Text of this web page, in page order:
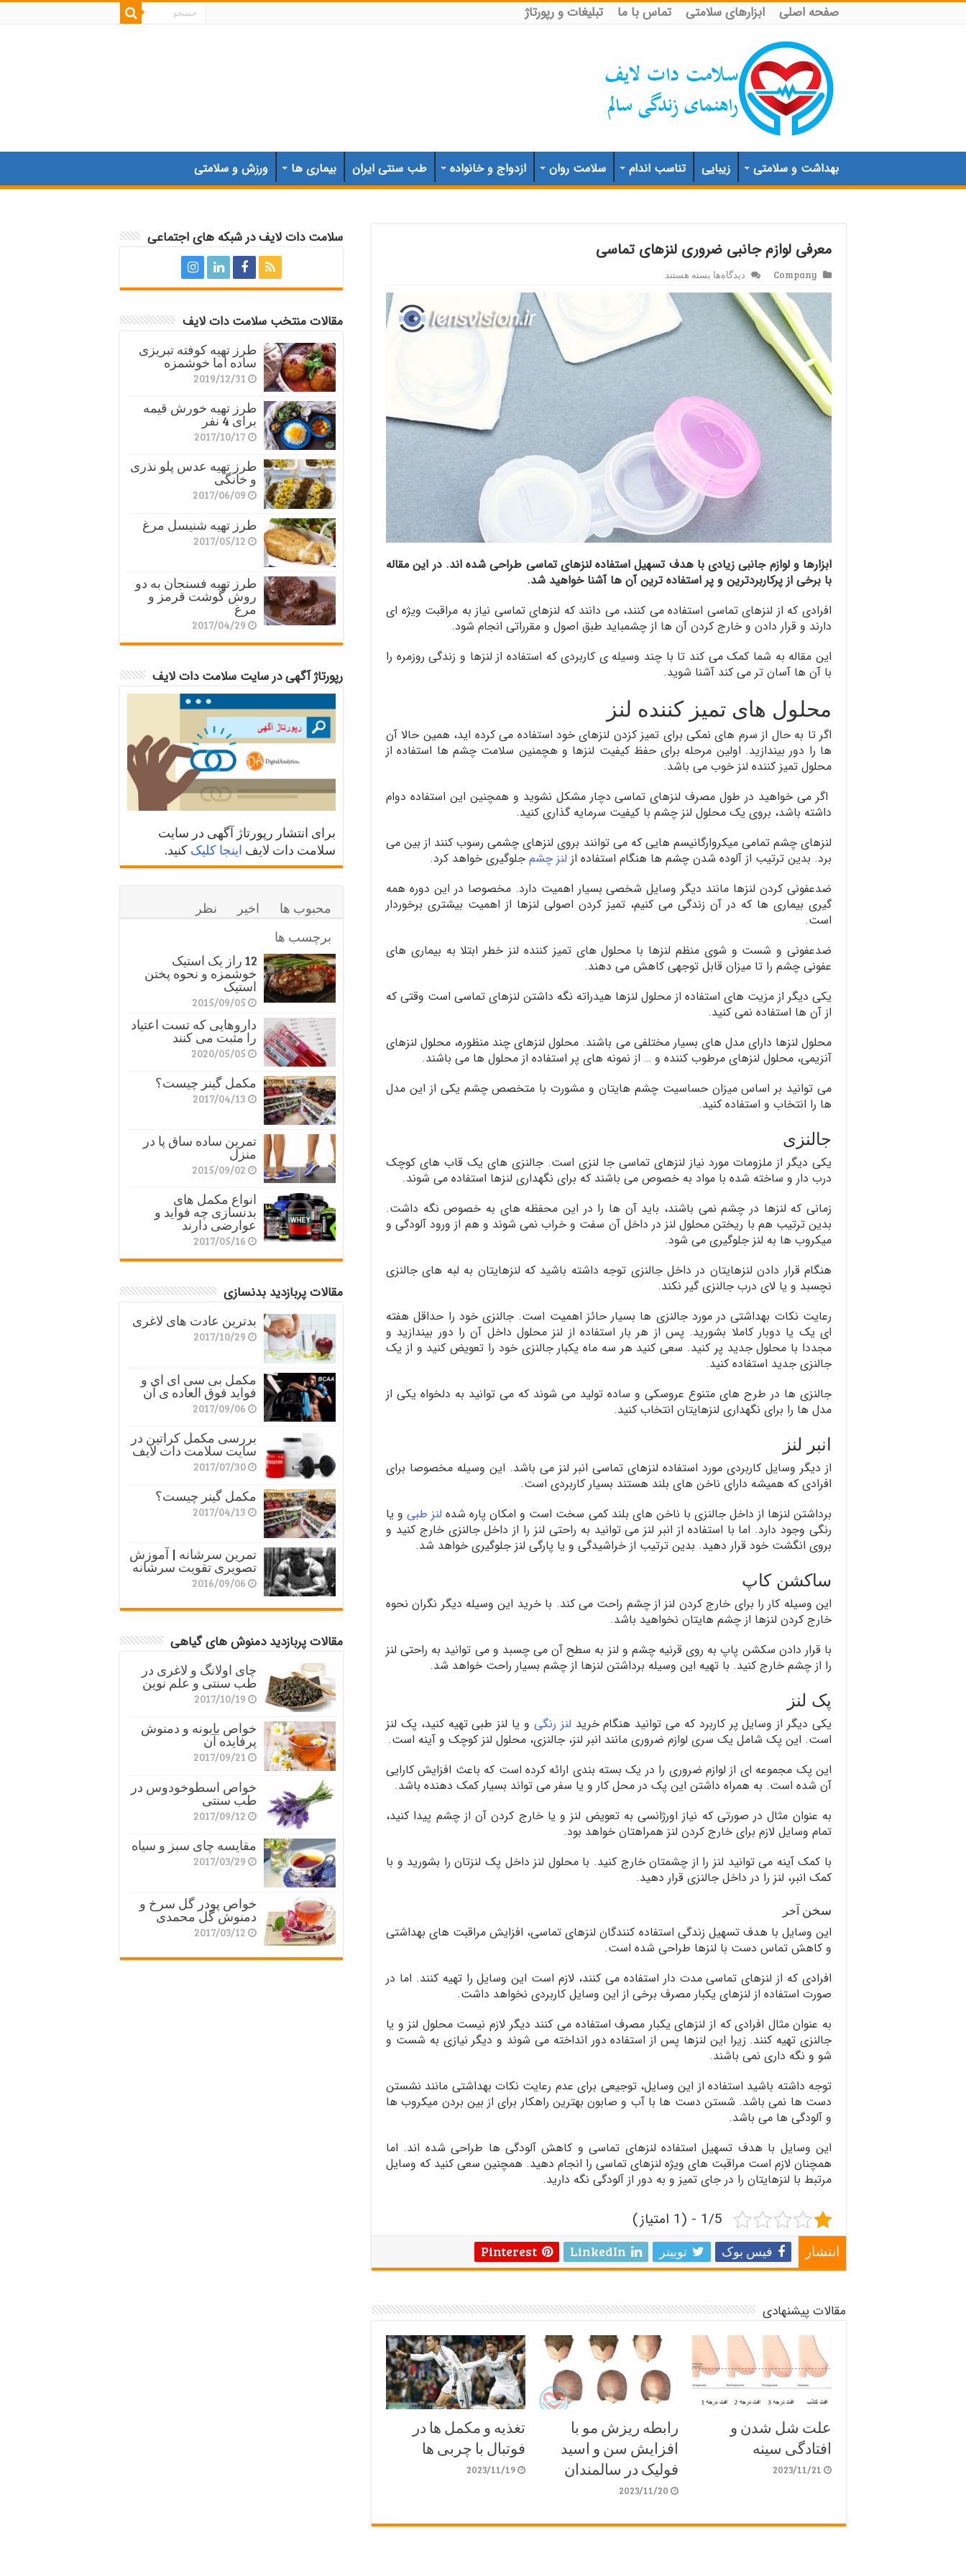
صفحه اصلی ابزارهای سلامتی تماس با ما تبلیغات و رپورتاژ
بهداشت و سلامتی زیبایی تناسب اندام سلامت روان ازدواج و خانواده طب سنتی ایران بیماری ها ورزش و سلامتی
معرفی لوازم جانبی ضروری لنزهای تماسی
Company دیدگاه‌ها برای
ضروری
بسته هستند
ابزارها و لوازم جانبی زیادی با هدف تسهیل استفاده لنزهای تماسی طراحی شده اند. در این مقاله
با برخی از پرکاربردترین و پر استفاده ترین آن ها آشنا خواهید شد.
افرادی که از لنزهای تماسی استفاده می کنند، می دانند که لنزهای تماسی نیاز به مراقبت ویژه ای
دارند و قرار دادن و خارج کردن آن ها از چشمباید طبق اصول و مقرراتی انجام شود.
این مقاله به شما کمک می کند تا با چند وسیله ی کاربردی که استفاده از لنزها و زندگی روزمره را
با آن ها آسان تر می کند آشنا شوید.
محلول های تمیز کننده لنز
اگر تا به حال از سرم های نمکی برای تمیز کزدن لنزهای خود استفاده می کرده اید، همین حالا آن
ها را دور بیندازید. اولین مرحله برای حفظ کیفیت لنزها و هچمنین سلامت چشم ها استفاده از
محلول تمیز کننده لنز خوب می باشد.
اگر می خواهید در طول مصرف لنزهای تماسی دچار مشکل نشوید و همچنین این استفاده دوام
داشته باشد، بروی یک محلول لنز چشم با کیفیت سرمایه گذاری کنید.
لنزهای چشم تمامی میکروارگانیسم هایی که می توانند بروی لنزهای چشمی رسوب کنند از بین می
برد. بدین ترتیب از آلوده شدن چشم ها هنگام استفاده از لنز چشم جلوگیری خواهد کرد.
ضدعفونی کردن لنزها مانند دیگر وسایل شخصی بسیار اهمیت دارد. مخصوصا در این دوره همه
گیری بیماری ها که در آن زندگی می کنیم، تمیز کردن اصولی لنزها از اهمیت بیشتری برخوردار
است.
ضدعفونی و شست و شوی منظم لنزها با محلول های تمیز کننده لنز خطر ابتلا به بیماری های
عفونی چشم را تا میزان قابل توجهی کاهش می دهند.
یکی دیگر از مزیت های استفاده از محلول لنزها هیدراته نگه داشتن لنزهای تماسی است وقتی که
از آن ها استفاده نمی کنید.
محلول لنزها دارای مدل های بسیار مختلفی می باشند. محلول لنزهای چند منظوره، محلول لنزهای
آنزیمی، محلول لنزهای مرطوب کننده و … از نمونه های پر استفاده از محلول ها می باشند.
می توانید بر اساس میزان حساسیت چشم هایتان و مشورت با متخصص چشم یکی از این مدل
ها را انتخاب و استفاده کنید.
جالنزی
یکی دیگر از ملزومات مورد نیاز لنزهای تماسی جا لنزی است. جالنزی های یک قاب های کوچک
درب دار و ساخته شده با مواد به خصوص می باشند که برای نگهداری لنزها استفاده می شوند.
زمانی که لنزها در چشم نمی باشند، باید آن ها را در این محفظه های به خصوص نگه داشت.
بدین ترتیب هم با ریختن محلول لنز در داخل آن سفت و خراب نمی شوند و هم از ورود آلودگی و
میکروب ها به لنز جلوگیری می شود.
هنگام قرار دادن لنزهایتان در داخل جالنزی توجه داشته باشید که لنزهایتان به لبه های جالنزی
نچسبد و یا لای درب جالنزی گیر نکند.
رعایت نکات بهداشتی در مورد جالنزی ها بسیار حائز اهمیت است. جالنزی خود را حداقل هفته
ای یک یا دوبار کاملا بشورید. پس از هر بار استفاده از لنز محلول داخل آن را دور بیندازید و
مجددا با محلول جدید پر کنید. سعی کنید هر سه ماه یکبار جالنزی خود را تعویض کنید و از یک
جالنزی جدید استفاده کنید.
جالنزی ها در طرح های متنوع عروسکی و ساده تولید می شوند که می توانید به دلخواه یکی از
مدل ها را برای نگهداری لنزهایتان انتخاب کنید.
انبر لنز
از دیگر وسایل کاربردی مورد استفاده لنزهای تماسی انبر لنز می باشد. این وسیله مخصوصا برای
افرادی که همیشه دارای ناخن های بلند هستند بسیار کاربردی است.
برداشتن لنزها از داخل جالنزی با ناخن های بلند کمی سخت است و امکان پاره شده لنز طبیو یا
رنگی وجود دارد. اما با استفاده از انبر لنز می توانید به راحتی لنز را از داخل جالنزی خارج کنید و
بروی انگشت خود قرار دهید. بدین ترتیب از خراشیدگی و یا پارگی لنز جلوگیری خواهد شد.
ساکشن کاپ
این وسیله کار را برای خارج کردن لنز از چشم راحت می کند. با خرید این وسیله دیگر نگران نحوه
خارج کردن لنزها از چشم هایتان نخواهید باشد.
با قرار دادن سکشن پاپ به روی قرنیه چشم و لنز به سطح آن می چسبد و می توانید به راحتی لنز
را از چشم خارج کنید. با تهیه این وسیله برداشتن لنزها از چشم بسیار راحت خواهد شد.
پک لنز
یکی دیگر از وسایل پر کاربرد که می توانید هنگام خرید لنز رنگی و یا لنز طبی تهیه کنید، پک لنز
است. این پک شامل یک سری لوازم ضروری مانند انبر لنز، جالنزی، محلول لنز کوچک و آینه است.
این پک مجموعه ای از لوازم ضروری را در یک بسته بندی ارائه کرده است که باعث افزایش کارایی
آن شده است. به همراه داشتن این پک در محل کار و یا سفر می تواند بسیار کمک دهنده باشد.
به عنوان مثال در صورتی که نیاز اورژانسی به تعویض لنز و یا خارج کردن آن از چشم پیدا کنید،
تمام وسایل لازم برای خارج کردن لنز همراهتان خواهد بود.
با کمک آینه می توانید لنز را از چشمتان خارج کنید. با محلول لنز داخل پک لنزتان را بشورید و با
کمک انبر، لنز را در داخل جالنزی قرار دهید.
سخن آخر
این وسایل با هدف تسهیل زندگی استفاده کنندگان لنزهای تماسی، افزایش مراقبت های بهداشتی
و کاهش تماس دست با لنزها طراحی شده است.
افرادی که از لنزهای تماسی مدت دار استفاده می کنند، لازم است این وسایل را تهیه کنند. اما در
صورت استفاده از لنزهای یکبار مصرف برخی از این وسایل کاربردی نخواهد داشت.
به عنوان مثال افرادی که از لنزهای یکبار مصرف استفاده می کنند دیگر لازم نیست محلول لنز و یا
جالنزی تهیه کنند. زیرا این لنزها پس از استفاده دور انداخته می شوند و دیگر نیازی به شست و
شو و نگه داری نمی باشند.
توجه داشته باشید استفاده از این وسایل، توجیعی برای عدم رعایت نکات بهداشتی مانند نشستن
دست ها نمی باشد. شستن دست ها با آب و صابون بهترین راهکار برای از بین بردن میکروب ها
و آلودگی ها می باشد.
این وسایل با هدف تسهیل استفاده لنزهای تماسی و کاهش آلودگی ها طراحی شده اند. اما
همچنان لازم است مراقبت های ویژه لنزهای تماسی را انجام دهید. همچنین سعی کنید که وسایل
مرتبط با لنزهایتان را در جای تمیز و به دور از آلودگی نگه دارید.
1/5 - (1 امتیاز)
انتشار فیس بوک توییتر LinkedIn
Pinterest
مقالات پیشنهادی
علت شل شدن و
افتادگی سینه
2023/11/21
رابطه ریزش مو با
افزایش سن و اسید
فولیک در سالمندان
2023/11/20
تغذیه و مکمل ها در
فوتبال با چربی ها
2023/11/19
سلامت دات لایف در شبکه های اجتماعی
مقالات منتخب سلامت دات لایف
طرز تهیه کوفته تبریزی
ساده اما خوشمزه
2019/12/31
طرز تهیه خورش قیمه
برای 4 نفر
2017/10/17
طرز تهیه عدس پلو نذری
و خانگی
2017/06/09
طرز تهیه شنیسل مرغ
2017/05/12
طرز تهیه فسنجان به دو
روش گوشت قرمز و
مرغ
2017/04/29
رپورتاژ آگهی در سایت سلامت دات لایف
برای انتشار رپورتاژ آگهی در سایت
سلامت دات لایف اینجا کلیک کنید.
محبوب ها اخیر
نظر
برچسب ها
12 راز یک استیک
خوشمزه و نحوه پختن
استیک
2015/09/05
داروهایی که تست اعتیاد
را مثبت می کنند
2020/05/05
مکمل گینر چیست؟
2017/04/13
تمرین ساده ساق پا در
منزل
2015/09/02
انواع مکمل های
بدنسازی چه فواید و
عوارضی دارند
2017/05/16
مقالات پربازدید بدنسازی
بدترین عادت های لاغری
2017/10/29
مکمل بی سی ای ای و
فواید فوق العاده ی آن
2017/09/06
بررسی مکمل کراتین در
سایت سلامت دات لایف
2017/07/30
مکمل گینر چیست؟
2017/04/13
تمرین سرشانه | آموزش
تصویری تقویت سرشانه
2016/09/06
مقالات پربازدید دمنوش های گیاهی
چای اولانگ و لاغری در
طب سنتی و علم نوین
2017/10/19
خواص بابونه و دمنوش
پرفایده آن
2017/09/21
خواص اسطوخودوس در
طب سنتی
2017/09/12
مقایسه چای سبز و سیاه
2017/03/29
خواص پودر گل سرخ و
دمنوش گل محمدی
2017/03/12